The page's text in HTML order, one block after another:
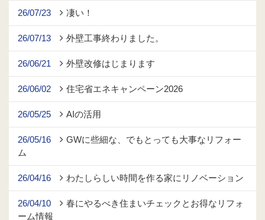
26/07/23 凄い！
26/07/13 外壁工事終わりました。
26/06/21 外壁改修はじまります
26/06/02 住宅省エネキャンペーン2026
26/05/25 AIの活用
26/05/16
GWに些細な、でもとっても大事なリフォー
ム
26/04/16 わたしらしい時間を作る家にリノベーション
26/04/10
春にやるべき住まいチェックとお得なリフォ
ーム情報